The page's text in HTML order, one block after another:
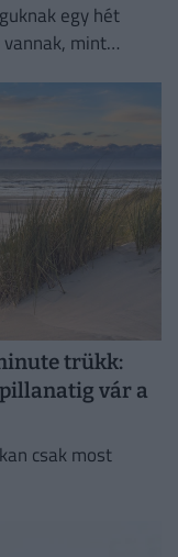
egy hét
mint
trükk:
vár a
csak most